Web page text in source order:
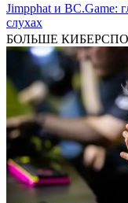
Jimpphat и BC.Game:
слухах
БОЛЬШЕ